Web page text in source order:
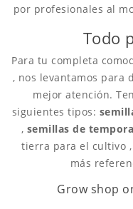
por profesionales al
Todo
Para tu completa
, nos levantamos para
mejor atención.
siguientes tipos:
, semillas de
tierra para el cultivo
más
Grow shop